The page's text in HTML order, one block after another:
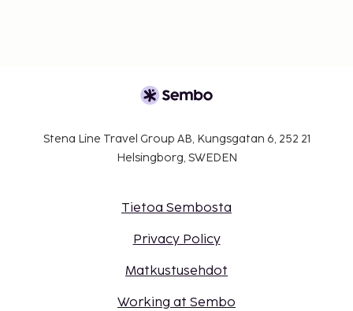
Stena Line Travel Group AB, Kungsgatan 6, 252 21
Helsingborg, SWEDEN
Tietoa Sembosta
Privacy Policy
Matkustusehdot
Working at Sembo